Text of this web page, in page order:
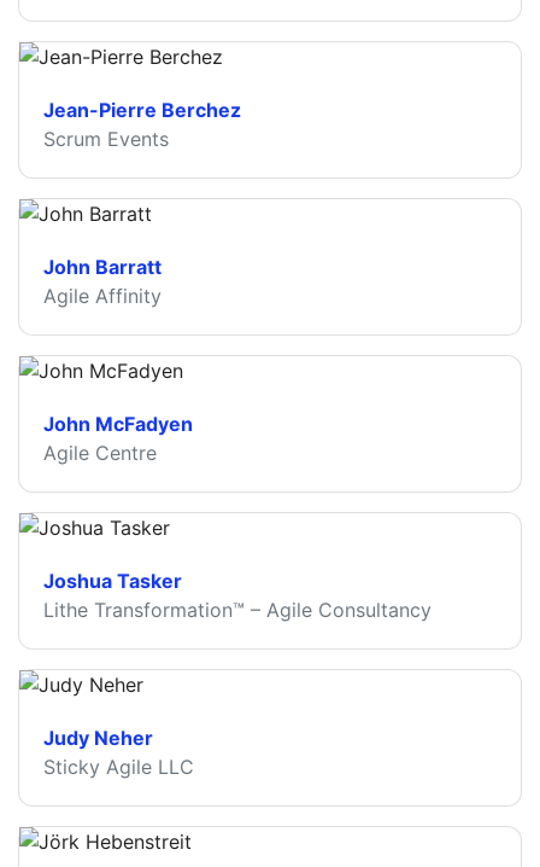
Jean-Pierre Berchez
Scrum Events
John Barratt
Agile Affinity
John McFadyen
Agile Centre
Joshua Tasker
Lithe Transformation™ – Agile Consultancy
Judy Neher
Sticky Agile LLC